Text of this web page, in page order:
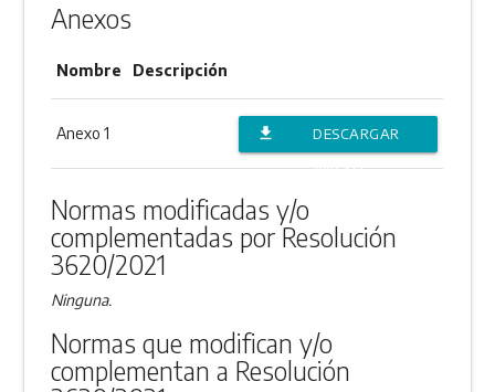
Anexos
Nombre Descripción
Anexo 1 file_download
DESCARGAR
ANEXO
Normas modificadas y/o
complementadas por Resolución
3620/2021
Ninguna.
Normas que modifican y/o
complementan a Resolución